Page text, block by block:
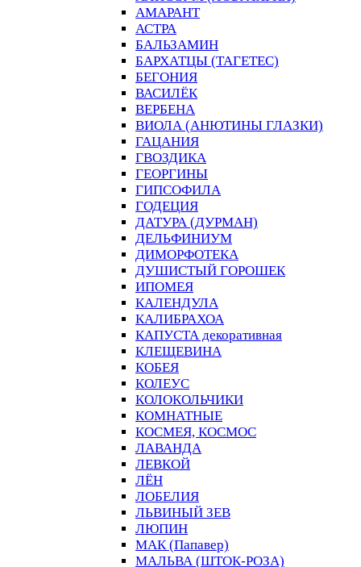
АМАРАНТ
АСТРА
БАЛЬЗАМИН
БАРХАТЦЫ (ТАГЕТЕС)
БЕГОНИЯ
ВАСИЛЁК
ВЕРБЕНА
ВИОЛА (АНЮТИНЫ ГЛАЗКИ)
ГАЦАНИЯ
ГВОЗДИКА
ГЕОРГИНЫ
ГИПСОФИЛА
ГОДЕЦИЯ
ДАТУРА (ДУРМАН)
ДЕЛЬФИНИУМ
ДИМОРФОТЕКА
ДУШИСТЫЙ ГОРОШЕК
ИПОМЕЯ
КАЛЕНДУЛА
КАЛИБРАХОА
КАПУСТА декоративная
КЛЕЩЕВИНА
КОБЕЯ
КОЛЕУС
КОЛОКОЛЬЧИКИ
КОМНАТНЫЕ
КОСМЕЯ, КОСМОС
ЛАВАНДА
ЛЕВКОЙ
ЛЁН
ЛОБЕЛИЯ
ЛЬВИНЫЙ ЗЕВ
ЛЮПИН
МАК (Папавер)
МАЛЬВА (ШТОК-РОЗА)